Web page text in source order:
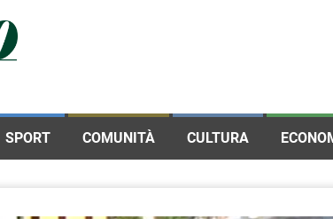
SPORT COMUNITÀ CULTURA